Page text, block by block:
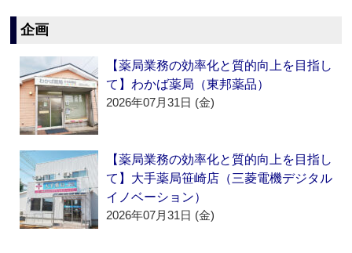
企画
【薬局業務の効率化と質的向上を目指し
て】わかば薬局（東邦薬品）
2026年07月31日 (金)
【薬局業務の効率化と質的向上を目指し
て】大手薬局笹崎店（三菱電機デジタル
イノベーション）
2026年07月31日 (金)